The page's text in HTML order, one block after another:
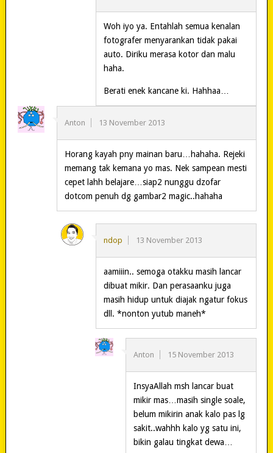
Woh iyo ya. Entahlah semua kenalan
fotografer menyarankan tidak pakai
auto. Diriku merasa kotor dan malu
haha.
Berati enek kancane ki. Hahhaa…
Anton 13 November 2013
Horang kayah pny mainan baru…hahaha. Rejeki
memang tak kemana yo mas. Nek sampean mesti
cepet lahh belajare…siap2 nunggu dzofar
dotcom penuh dg gambar2 magic..hahaha
ndop 13 November 2013
aamiiin.. semoga otakku masih lancar
dibuat mikir. Dan perasaanku juga
masih hidup untuk diajak ngatur fokus
dll. *nonton yutub maneh*
Anton 15 November 2013
InsyaAllah msh lancar buat
mikir mas…masih single soale,
belum mikirin anak kalo pas lg
sakit..wahhh kalo yg satu ini,
bikin galau tingkat dewa…